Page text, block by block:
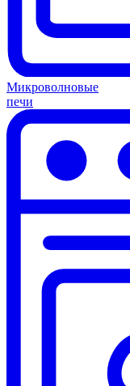
Микроволновые
печи